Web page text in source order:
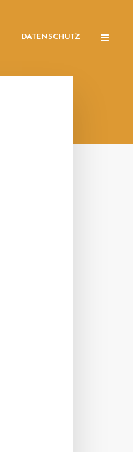
DATENSCHUTZ